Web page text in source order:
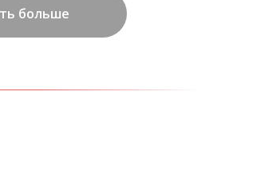
больше